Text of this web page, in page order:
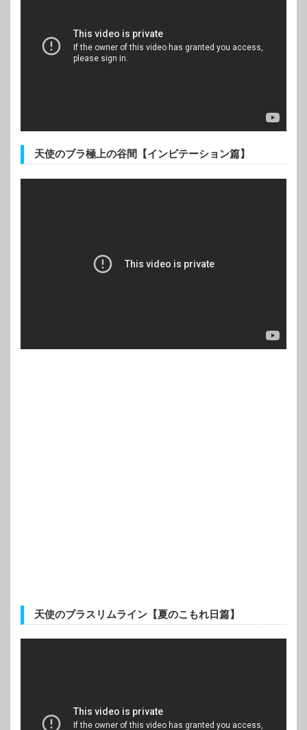
天使のブラ極上の谷間【インビテーション篇】
天使のブラスリムライン【夏のこもれ日篇】